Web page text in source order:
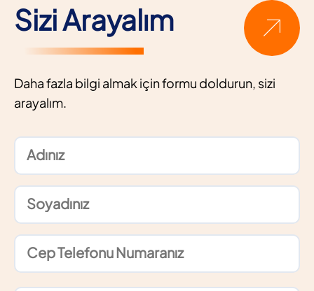
Sizi Arayalım
Daha fazla bilgi almak için formu doldurun, sizi
arayalım.